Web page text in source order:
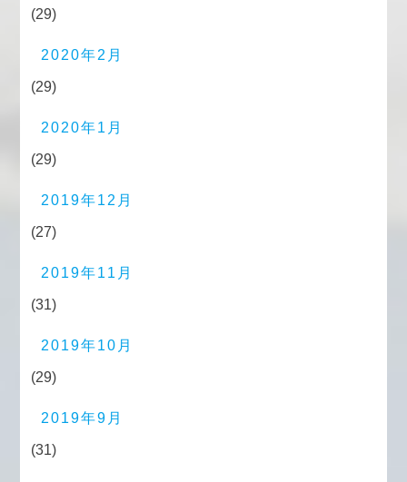
(29)
2020年2月
(29)
2020年1月
(29)
2019年12月
(27)
2019年11月
(31)
2019年10月
(29)
2019年9月
(31)